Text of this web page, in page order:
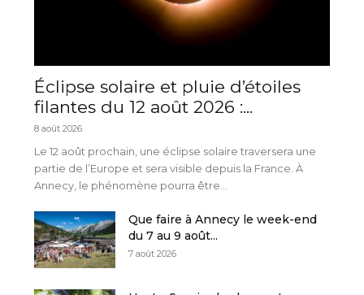
Éclipse solaire et pluie d’étoiles
filantes du 12 août 2026 :...
8 août 2026
Le 12 août prochain, une éclipse solaire traversera une
partie de l’Europe et sera visible depuis la France. À
Annecy, le phénomène pourra être...
Que faire à Annecy le week-end
du 7 au 9 août...
7 août 2026